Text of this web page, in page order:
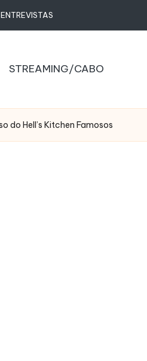
ENTREVISTAS
STREAMING/CABO
do Hell’s Kitchen Famosos